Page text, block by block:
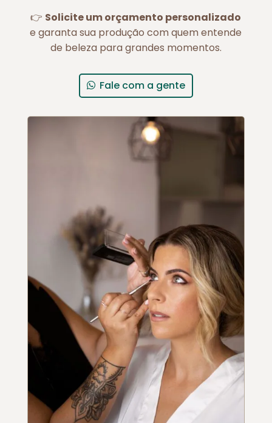
👉 Solicite um orçamento personalizado
e garanta sua produção com quem entende
de beleza para grandes momentos.
Fale com a gente